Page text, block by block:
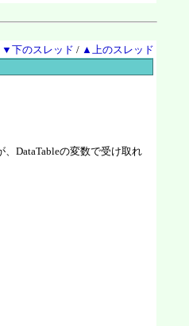
▼下のスレッド / ▲上のスレッド
DataTableの変数で受け取れ